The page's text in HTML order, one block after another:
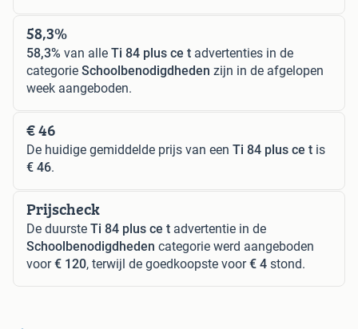
58,3%
58,3% van alle Ti 84 plus ce t advertenties in de
categorie Schoolbenodigdheden zijn in de afgelopen
week aangeboden.
€ 46
De huidige gemiddelde prijs van een Ti 84 plus ce t is
€ 46.
Prijscheck
De duurste Ti 84 plus ce t advertentie in de
Schoolbenodigdheden categorie werd aangeboden
voor€ 120, terwijl de goedkoopste voor€ 4 stond.